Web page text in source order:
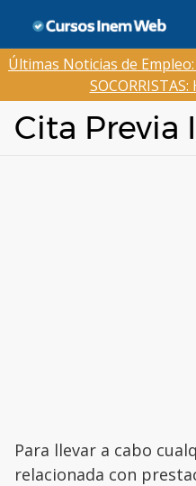
contenido
Últimas Noticias de Empleo:
Cita Previa
Para llevar a cabo
relacionada con